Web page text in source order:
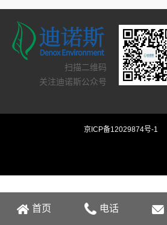
扫描二维码
关注迪诺斯公众号
京ICP备12029874号-1
首页 电话